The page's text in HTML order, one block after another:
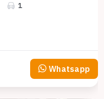
1
Whatsapp